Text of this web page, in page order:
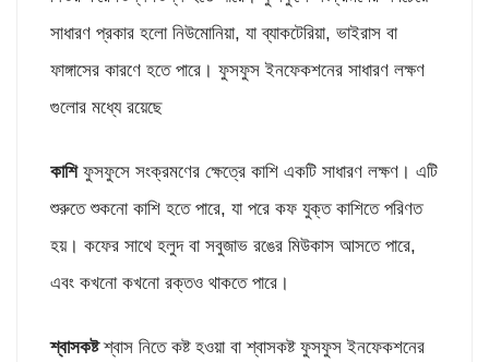
সাধারণ প্রকার হলো নিউমোনিয়া, যা ব্যাকটেরিয়া, ভাইরাস বা
ফাঙ্গাসের কারণে হতে পারে। ফুসফুস ইনফেকশনের সাধারণ লক্ষণ
গুলোর মধ্যে রয়েছে
কাশিফুসফুসে সংক্রমণের ক্ষেত্রে কাশি একটি সাধারণ লক্ষণ। এটি
শুরুতে শুকনো কাশি হতে পারে, যা পরে কফ যুক্ত কাশিতে পরিণত
হয়। কফের সাথে হলুদ বা সবুজাভ রঙের মিউকাস আসতে পারে,
এবং কখনো কখনো রক্তও থাকতে পারে।
শ্বাসকষ্টশ্বাস নিতে কষ্ট হওয়া বা শ্বাসকষ্ট ফুসফুস ইনফেকশনের